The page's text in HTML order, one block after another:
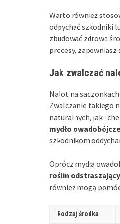
Warto również
odpychać szkodniki
zbudować zdrowe
procesy,
Jak zwalczać
Nalot na
Zwalczanie takiego
naturalnych, jak i
mydło owadobójcze
szkodnikom
Oprócz mydła
roślin
również mogą
Rodzaj środka